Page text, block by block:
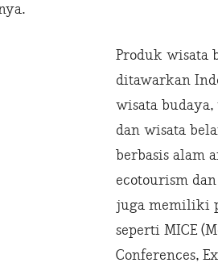
Produk wisata
ditawarkan
wisata
dan wisata
berbasis alam
ecotourism
juga memiliki
seperti MICE
Conferences,